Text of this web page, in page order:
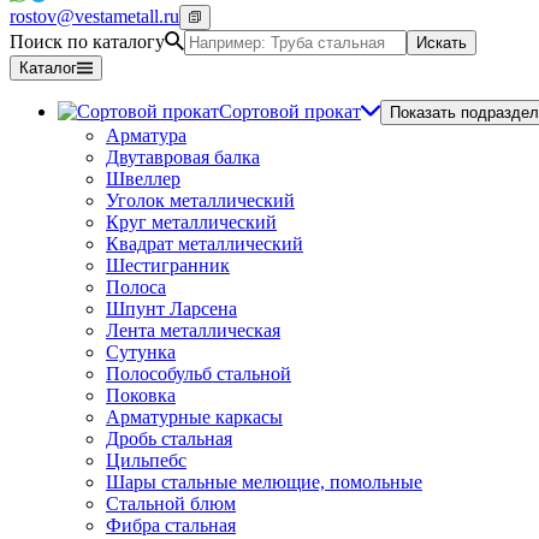
rostov@vestametall.ru
Поиск по каталогу
Искать
Каталог
Сортовой прокат Показать
Арматура
Двутавровая балка
Швеллер
Уголок металлический
Круг металлический
Квадрат металлический
Шестигранник
Полоса
Шпунт Ларсена
Лента металлическая
Сутунка
Полособульб стальной
Поковка
Арматурные каркасы
Дробь стальная
Цильпебс
Шары стальные мелющие, помольные
Стальной блюм
Фибра стальная